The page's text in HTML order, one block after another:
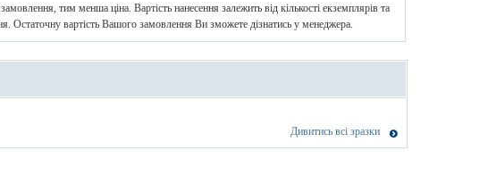
тим менша ціна. Вартість нанесення залежить від кількості екземплярів та
Остаточну вартість Вашого замовлення Ви зможете дізнатись у менеджера.
Дивитись всі зразки